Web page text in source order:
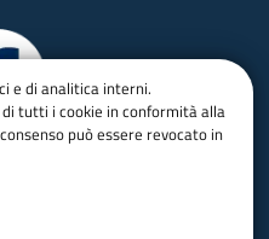
e di analitica interni.
tutti i cookie in conformità alla
può essere revocato in